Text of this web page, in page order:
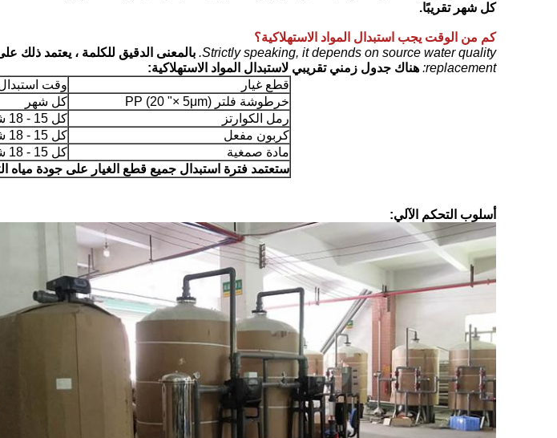
كل شهر تقريبًا.
كم من الوقت يجب استبدال المواد الاستهلاكية؟
Strictly speaking, it depends on source water quality. بالمعنى الدقيق للكلمة ، يعتمد ذلك
replacement: هناك جدول زمني تقريبي لاستبدال المواد الاستهلاكية:
قطع غيار
وقت
خرطوشة فلتر PP (20 "× 5μm)
كل شهر
رمل الكوارتز
كل 15 - 18 شهرًا
كربون مفعل
كل 15 - 18 شهرًا
مادة صمغية
كل 15 - 18 شهرًا
ستعتمد فترة استبدال جميع قطع الغيار على جودة مياه
أسلوب التحكم الآلي: